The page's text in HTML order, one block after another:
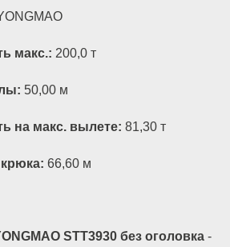
макс.: 200,0 т
50,00 м
на макс. вылете: 81,30 т
66,60 м
STT3930 без оголовка -